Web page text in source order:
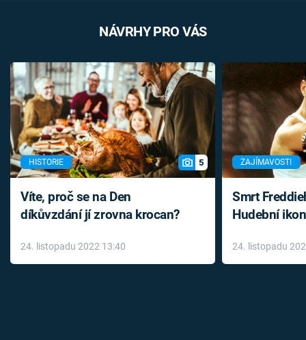
NÁVRHY PRO VÁS
HISTORIE 5
Víte, proč se na Den
díkůvzdání jí zrovna krocan?
24. listopadu 2022 13:40
ZAJÍMAVOSTI
Smrt
Hudební
léky
24. listopadu